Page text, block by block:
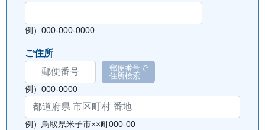
例）000-000-0000
ご住所
郵便番号で
住所検索
例）000-0000
例）鳥取県米子市××町000-00